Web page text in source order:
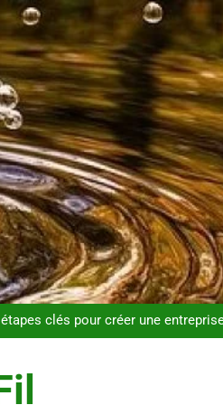
perdre du poids rapidement et
mode qui reviennent
étapes clés pour créer une
aux substituts de repas : guide et
clés pour créer une entreprise
aux substituts de repas : guide et